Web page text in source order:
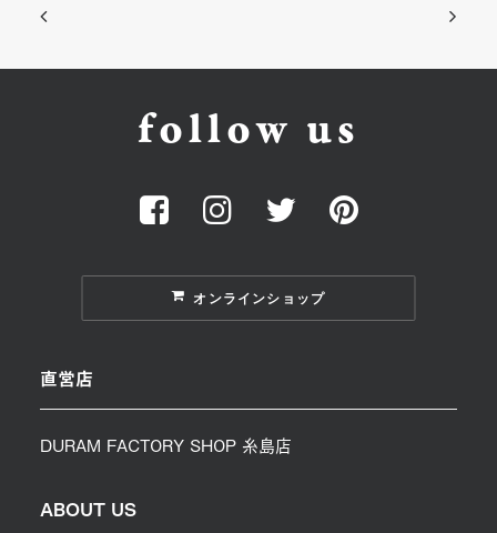
follow us
オンラインショップ
直営店
DURAM FACTORY SHOP 糸島店
ABOUT US